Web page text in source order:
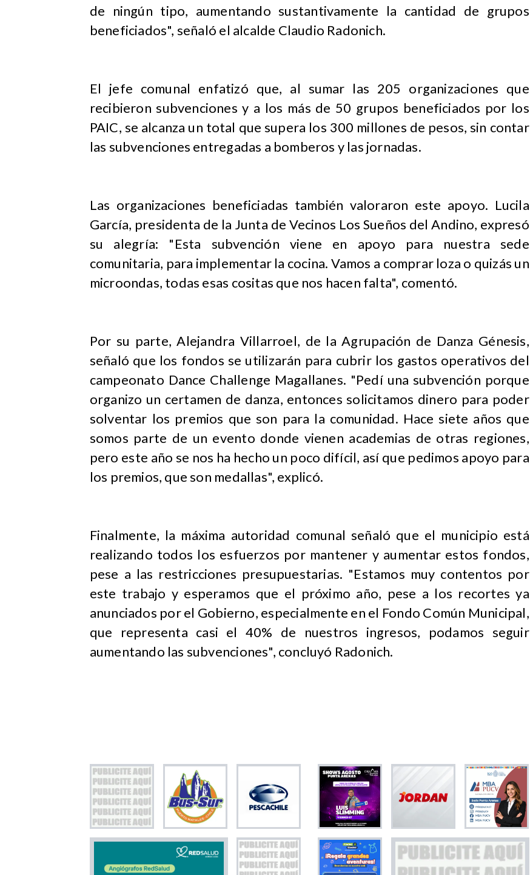
de ningún tipo, aumentando sustantivamente la cantidad de grupos
beneficiados", señaló el alcalde Claudio Radonich.
El jefe comunal enfatizó que, al sumar las 205 organizaciones que
recibieron subvenciones y a los más de 50 grupos beneficiados por los
PAIC, se alcanza un total que supera los 300 millones de pesos, sin contar
las subvenciones entregadas a bomberos y las jornadas.
Las organizaciones beneficiadas también valoraron este apoyo. Lucila
García, presidenta de la Junta de Vecinos Los Sueños del Andino, expresó
su alegría: "Esta subvención viene en apoyo para nuestra sede
comunitaria, para implementar la cocina. Vamos a comprar loza o quizás un
microondas, todas esas cositas que nos hacen falta", comentó.
Por su parte, Alejandra Villarroel, de la Agrupación de Danza Génesis,
señaló que los fondos se utilizarán para cubrir los gastos operativos del
campeonato Dance Challenge Magallanes. "Pedí una subvención porque
organizo un certamen de danza, entonces solicitamos dinero para poder
solventar los premios que son para la comunidad. Hace siete años que
somos parte de un evento donde vienen academias de otras regiones,
pero este año se nos ha hecho un poco difícil, así que pedimos apoyo para
los premios, que son medallas", explicó.
Finalmente, la máxima autoridad comunal señaló que el municipio está
realizando todos los esfuerzos por mantener y aumentar estos fondos,
pese a las restricciones presupuestarias. "Estamos muy contentos por
este trabajo y esperamos que el próximo año, pese a los recortes ya
anunciados por el Gobierno, especialmente en el Fondo Común Municipal,
que representa casi el 40% de nuestros ingresos, podamos seguir
aumentando las subvenciones", concluyó Radonich.